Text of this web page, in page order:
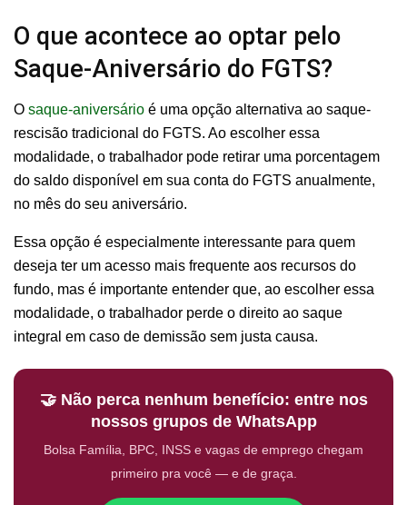
O que acontece ao optar pelo
Saque-Aniversário do FGTS?
O saque-aniversário é uma opção alternativa ao saque-
rescisão tradicional do FGTS. Ao escolher essa
modalidade, o trabalhador pode retirar uma porcentagem
do saldo disponível em sua conta do FGTS anualmente,
no mês do seu aniversário.
Essa opção é especialmente interessante para quem
deseja ter um acesso mais frequente aos recursos do
fundo, mas é importante entender que, ao escolher essa
modalidade, o trabalhador perde o direito ao saque
integral em caso de demissão sem justa causa.
🤝 Não perca nenhum benefício: entre nos
nossos grupos de WhatsApp
Bolsa Família, BPC, INSS e vagas de emprego chegam
primeiro pra você — e de graça.